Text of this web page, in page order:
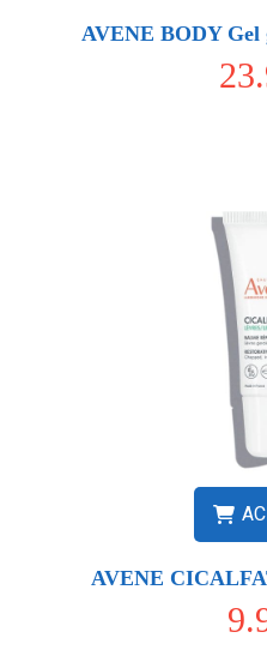
AVENE BODY Gel
AVENE